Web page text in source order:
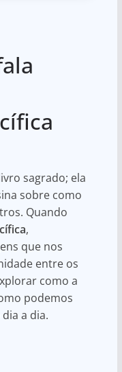
sagrado; ela
sobre como
Quando
,
que nos
entre os
como a
podemos
a dia.